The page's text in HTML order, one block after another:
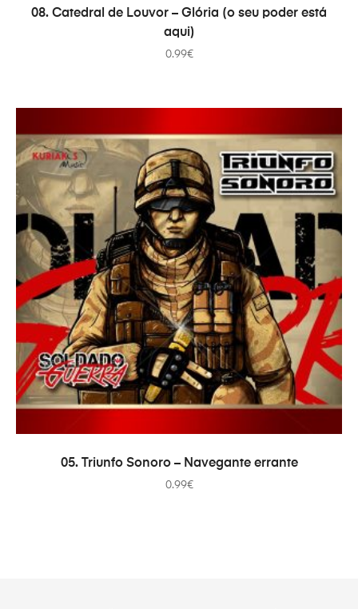
COMPRAR
08. Catedral de Louvor – Glória (o seu poder está
aqui)
0.99€
COMPRAR
05. Triunfo Sonoro – Navegante errante
0.99€